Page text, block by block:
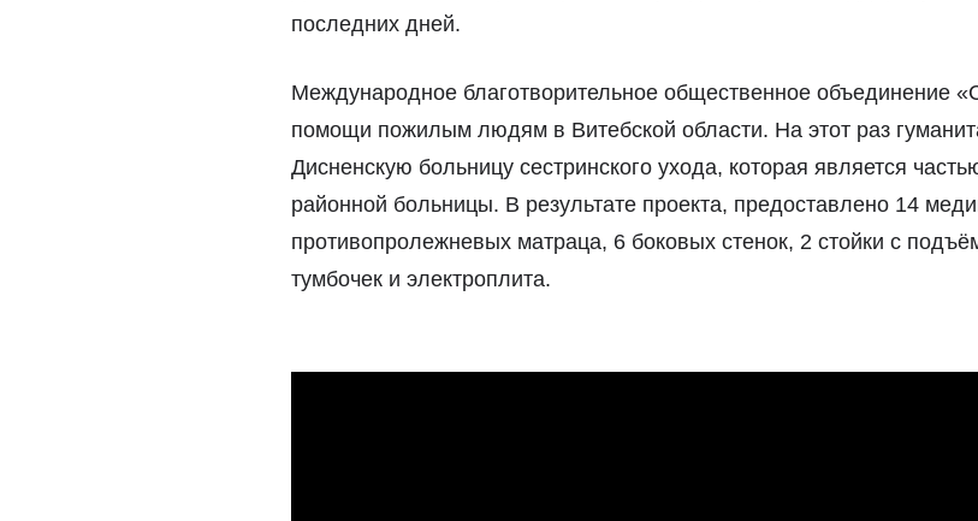
последних дней.
Международное благотворительное общественное объединение
помощи пожилым людям в Витебской области. На этот раз
Дисненскую больницу сестринского ухода, которая является
районной больницы. В результате проекта, предоставлено 14
противопролежневых матраца, 6 боковых стенок, 2 стойки с
тумбочек и электроплита.